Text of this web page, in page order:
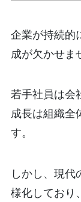
企業が持続的
成が欠かせま
若手社員は会
成長は組織全
す。
しかし、現代
様化しており